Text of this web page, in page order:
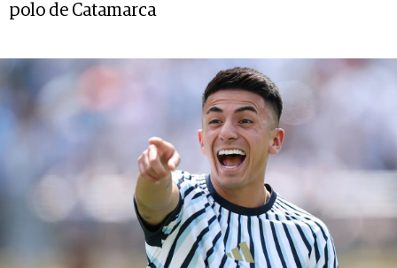
polo de Catamarca